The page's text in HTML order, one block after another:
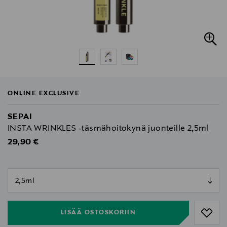
ONLINE EXCLUSIVE
SEPAI
INSTA WRINKLES -täsmähoitokynä juonteille 2,5ml
Original Price
29,90 €
LISÄÄ OSTOSKORIIN
null